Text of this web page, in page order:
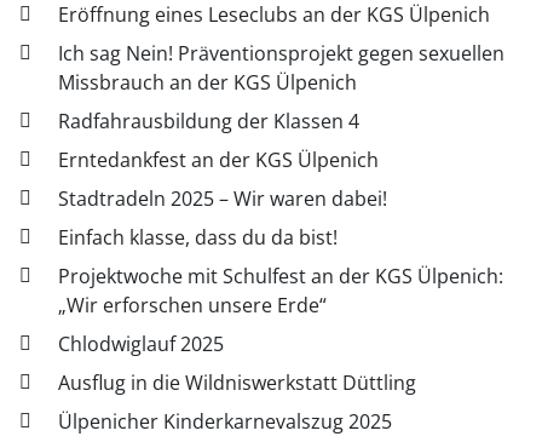
Eröffnung eines Leseclubs an der KGS Ülpenich
Ich sag Nein! Präventionsprojekt gegen sexuellen
Missbrauch an der KGS Ülpenich
Radfahrausbildung der Klassen 4
Erntedankfest an der KGS Ülpenich
Stadtradeln 2025 – Wir waren dabei!
Einfach klasse, dass du da bist!
Projektwoche mit Schulfest an der KGS Ülpenich:
„Wir erforschen unsere Erde“
Chlodwiglauf 2025
Ausflug in die Wildniswerkstatt Düttling
Ülpenicher Kinderkarnevalszug 2025